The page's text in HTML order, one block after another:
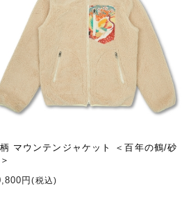
マウンテンジャケット ＜百年の鶴/砂
円(税込)